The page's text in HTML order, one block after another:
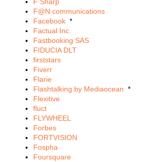
F Sharp
F@N communications
Facebook *
Factual Inc.
Fastbooking SAS
FIDUCIA DLT
firststars
Fiverr
Flarie
Flashtalking by Mediaocean *
Flexitive
fluct
FLYWHEEL
Forbes
FORTVISION
Fospha
Foursquare